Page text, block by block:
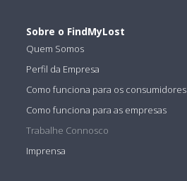
Sobre o FindMyLost
Quem Somos
Perfil da Empresa
Como funciona para os consumidores
Como funciona para as empresas
Trabalhe Connosco
Imprensa